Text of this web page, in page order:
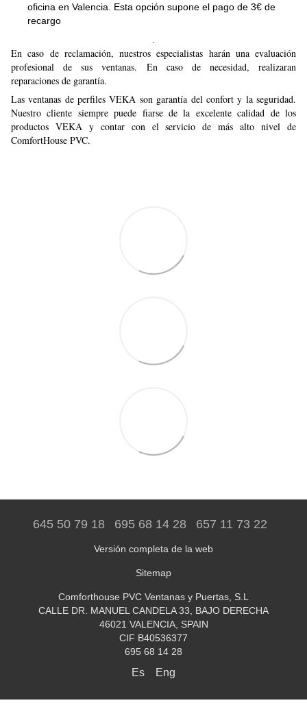
oficina en Valencia. Esta opción supone el pago de 3€ de
recargo
En caso de reclamación, nuestros especialistas harán una evaluación
profesional de sus ventanas. En caso de necesidad, realizaran
reparaciones de garantía.
Las ventanas de perfiles VEKA son garantía del confort y la seguridad.
Nuestro cliente siempre puede fiarse de la excelente calidad de los
productos VEKA y contar con el servicio de más alto nivel de
ComfortHouse PVC.
645 50 79 18 695 68 14 28 657 11 73 22
Versión completa de la web
Sitemap
Comforthouse PVC Ventanas y Puertas, S.L
CALLE DR. MANUEL CANDELA 33, BAJO DERECHA
46021 VALENCIA, SPAIN
CIF B40536377
695 68 14 28
Es Eng